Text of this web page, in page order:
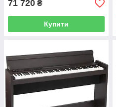
71 720 ₴
Купити